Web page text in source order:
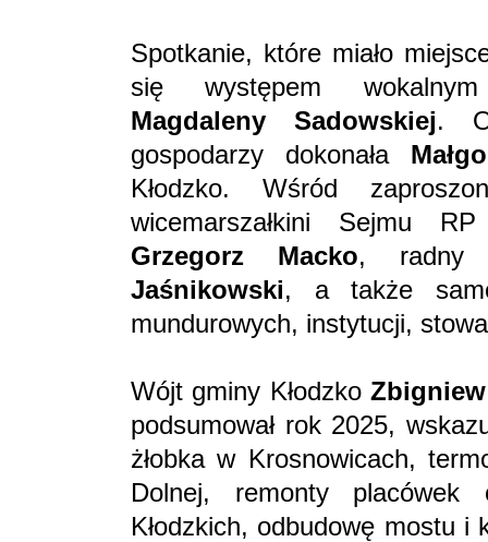
Spotkanie, które miało
się występem wokalnym
Magdaleny Sadowskiej.
gospodarzy dokonała
Kłodzko. Wśród
wicemarszałkini Sejmu
Grzegorz Macko, radny
Jaśnikowski, a także
mundurowych, instytucji,
Wójt gminy KłodzkoZbigniew
podsumował rok 2025,
żłobka w Krosnowicach,
Dolnej, remonty placówek
Kłodzkich, odbudowę mostu i